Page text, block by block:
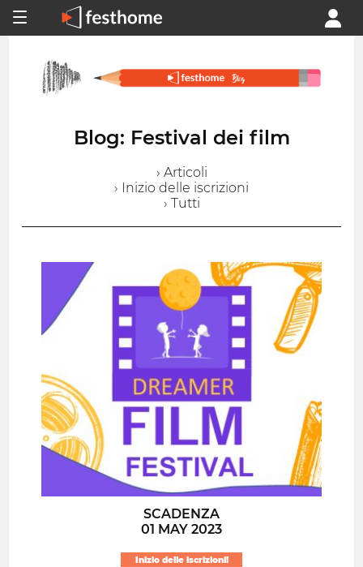
Blog: Festival dei film
› Articoli
› Inizio delle iscrizioni
› Tutti
SCADENZA
01 MAY 2023
Inizio delle iscrizioni!